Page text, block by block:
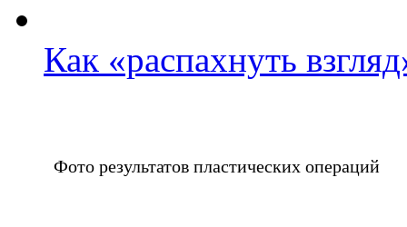
Как «распахнуть
Фото результатов пластических операций